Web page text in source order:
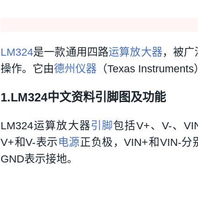
LM324是一款通用四路运算放大器，被广
操作。它由德州仪器 （Texas
1.LM324中文资料引脚图及功能
LM324运算放大器引脚包括V+、V-、
V+和V-表示 电源正负极，VIN+和VIN-分
GND表示接地。